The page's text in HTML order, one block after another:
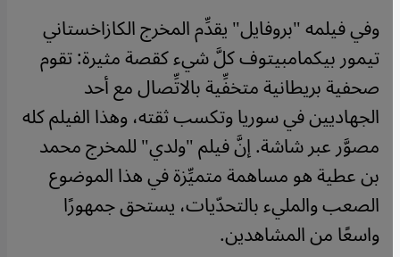
وفي فيلمه "بروفايل" يقدِّم المخرج الكازاخستاني
تيمور بيكمامبيتوف كلَّ شيء كقصة مثيرة: تقوم
صحفية بريطانية متخفِّية بالاتِّصال مع أحد
الجهاديين في سوريا وتكسب ثقته، وهذا الفيلم كله
مصوَّر عبر شاشة. إنَّ فيلم "ولدي" للمخرج محمد
بن عطية هو مساهمة متميِّزة في هذا الموضوع
الصعب والمليء بالتحدّيات، يستحق جمهورًا
واسعًا من المشاهدين.